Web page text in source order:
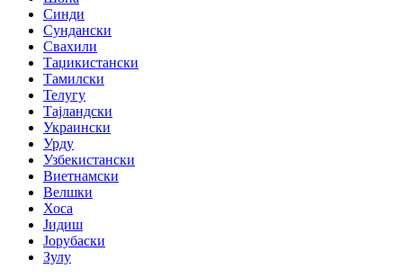
Синди
Сундански
Свахили
Таџикистански
Тамилски
Телугу
Тајландски
Украински
Урду
Узбекистански
Виетнамски
Велшки
Хоса
Јидиш
Јорубаски
Зулу